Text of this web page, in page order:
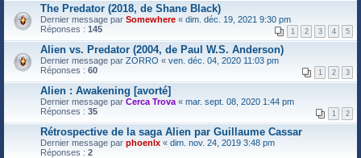
The Predator (2018, de Shane Black)
Dernier message par Somewhere « dim. déc. 19, 2021 9:30 pm
Réponses : 145 1 2 3 4 5
Alien vs. Predator (2004, de Paul W.S. Anderson)
Dernier message par ZORRO « ven. déc. 04, 2020 11:03 pm
Réponses : 60 1 2 3
Alien : Awakening [avorté]
Dernier message par Cerca Trova « mar. sept. 08, 2020 1:44 pm
Réponses : 35 1 2
Rétrospective de la saga Alien par Guillaume Cassar
Dernier message par phoenlx « dim. nov. 24, 2019 3:48 pm
Réponses : 2